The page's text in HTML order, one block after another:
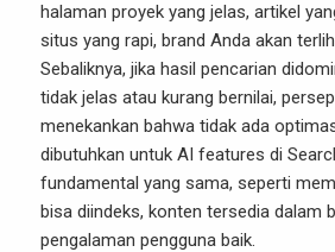
halaman proyek yang jelas, artikel
situs yang rapi, brand Anda akan
Sebaliknya, jika hasil pencarian
tidak jelas atau kurang bernilai,
menekankan bahwa tidak ada
dibutuhkan untuk AI features di
fundamental yang sama, seperti
bisa diindeks, konten tersedia dalam
pengalaman pengguna baik.